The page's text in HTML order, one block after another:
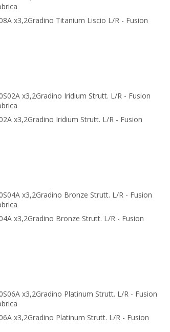
x3,2Gradino Titanium Liscio L/R - Fusion
x3,2Gradino Iridium Strutt. L/R - Fusion
x3,2Gradino Bronze Strutt. L/R - Fusion
x3,2Gradino Platinum Strutt. L/R - Fusion